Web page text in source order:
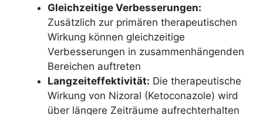
Gleichzeitige Verbesserungen:
Zusätzlich zur primären therapeutischen
Wirkung können gleichzeitige
Verbesserungen in zusammenhängenden
Bereichen auftreten
Langzeiteffektivität: Die therapeutische
Wirkung von Nizoral (Ketoconazole) wird
über längere Zeiträume aufrechterhalten